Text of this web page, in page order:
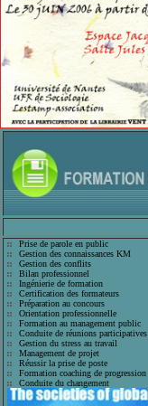
Prise de parole en public
Gestion des connaissances KM
Gestion des conflits
Bilan professionnel
Ingénierie de formation
Certification des formateurs
Préparation au concours
Orientation professionnelle
Formation au management public
Conduite de réunions participatives
Gestion du stress au travail
Management de projet
Réussir la prise de poste
Formation coaching de progression
Conduite du changement